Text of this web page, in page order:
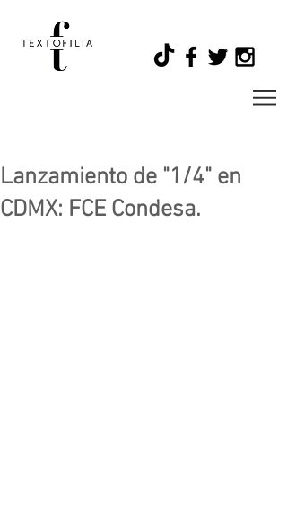
Lanzamiento de "1/4" en
CDMX: FCE Condesa.